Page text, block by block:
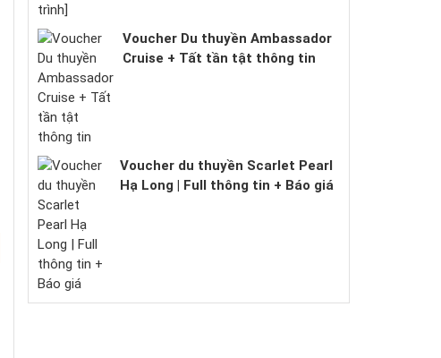
Voucher Du thuyền Ambassador
Cruise + Tất tần tật thông tin
Voucher du thuyền Scarlet Pearl
Hạ Long | Full thông tin + Báo giá